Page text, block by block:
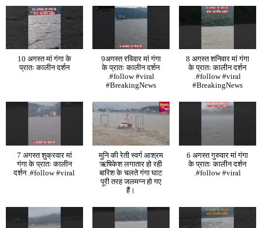
10 अगस्त मां गंगा के
प्रातः कालीन दर्शन
9अगस्त रविवार मां गंगा
के प्रातः कालीन दर्शन
.#follow #viral
#BreakingNews
8 अगस्त शनिवार मां गंगा
के प्रातः कालीन दर्शन
.#follow #viral
#BreakingNews
7 अगस्त शुक्रवार मां
गंगा के प्रातः कालीन
दर्शन .#follow #viral
मुनि की रेती स्वर्ग आश्रम
ऋषिकेश लगातार हो रही
बारिश के चलते गंगा घाट
पूरी तरह जलमग्न हो गए
हैं।
6 अगस्त गुरुवार मां गंगा
के प्रातः कालीन दर्शन
.#follow #viral